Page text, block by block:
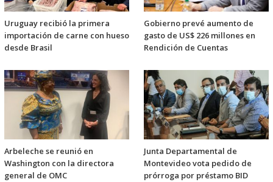
Uruguay recibió la primera
importación de carne con hueso
desde Brasil
Gobierno prevé aumento de
gasto de US$ 226 millones en
Rendición de Cuentas
Arbeleche se reunió en
Washington con la directora
general de OMC
Junta Departamental de
Montevideo vota pedido de
prórroga por préstamo BID